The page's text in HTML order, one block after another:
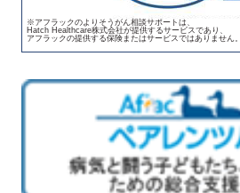
※アフラックのよりそうがん相談サポートは、
Hatch Healthcare株式会社が提供するサービスであり、
アフラックの提供する保険またはサービスではありません。